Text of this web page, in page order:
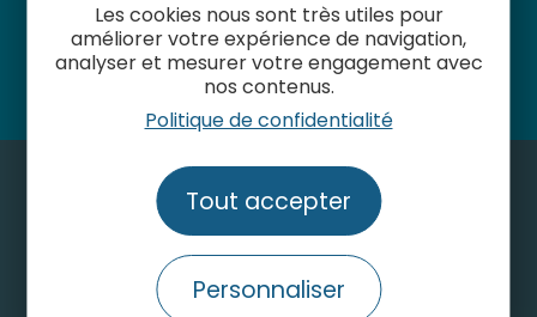
Les cookies nous sont très utiles pour
améliorer votre expérience de navigation,
analyser et mesurer votre engagement avec
nos contenus.
Politique de confidentialité
Tout accepter
Personnaliser
Suivez-nous
Contactez-nous